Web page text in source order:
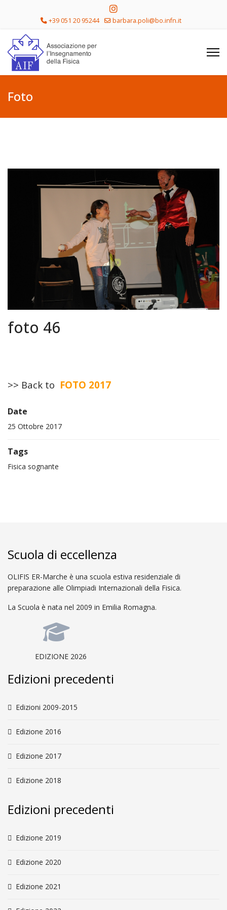
+39 051 20 95244 barbara.poli@bo.infn.it
Foto
foto 46
>> Back to FOTO 2017
Date
25 Ottobre 2017
Tags
Fisica sognante
Scuola di eccellenza
OLIFIS ER-Marche è una scuola estiva residenziale di
preparazione alle Olimpiadi Internazionali della Fisica.
La Scuola è nata nel 2009 in Emilia Romagna.
EDIZIONE 2026
Edizioni precedenti
Edizioni 2009-2015
Edizione 2016
Edizione 2017
Edizione 2018
Edizioni precedenti
Edizione 2019
Edizione 2020
Edizione 2021